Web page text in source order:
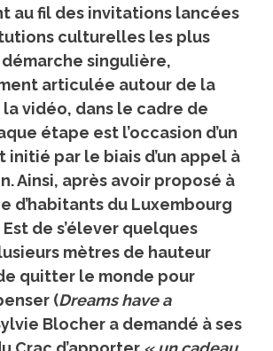
au fil des invitations lancées
culturelles les plus
singulière,
articulée autour de la
vidéo, dans le cadre de
étape est l’occasion d’un
par le biais d’un appel à
Ainsi, après avoir proposé à
d’habitants du Luxembourg
de s’élever quelques
mètres de hauteur
quitter le monde pour
(Dreams have a
Blocher a demandé à ses